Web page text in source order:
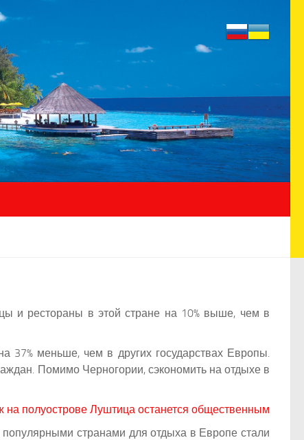
и рестораны в этой стране на 10% выше, чем в
37% меньше, чем в других государствах Европы.
Помимо Черногории, сэкономить на отдыхе в
на полуострове Луштица останется общественным
странами для отдыха в Европе стали